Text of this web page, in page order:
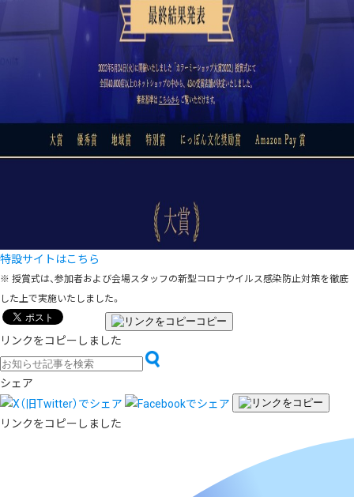
特設サイトはこちら
※ 授賞式は、参加者および会場スタッフの新型コロナウイルス感染防止対策を徹底
した上で実施いたしました。
コピー
リンクをコピーしました
シェア
リンクをコピーしました